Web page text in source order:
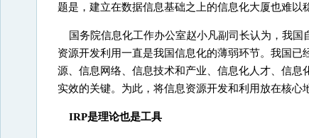
题是，建立在数据信息基础之上的信息化大厦也难以
国务院信息化工作办公室赵小凡副司长认为，我
资源开发利用一直是我国信息化的薄弱环节。我国
源、信息网络、信息技术和产业、信息化人才、信
实效的关键。为此，将信息资源开发和利用放在核心
IRP是理论也是工具